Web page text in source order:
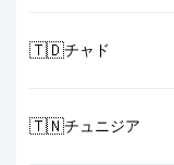
🇹🇩チャド
🇹🇳チュニジア